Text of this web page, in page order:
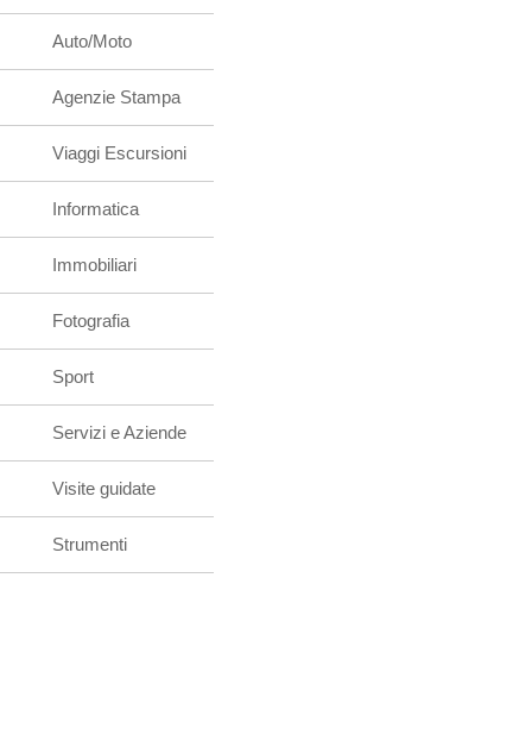
Auto/Moto
Agenzie Stampa
Viaggi Escursioni
Informatica
Immobiliari
Fotografia
Sport
Servizi e Aziende
Visite guidate
Strumenti